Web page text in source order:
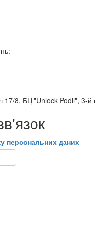
17/8, БЦ "Unlock Podil", 3-й
персональних даних